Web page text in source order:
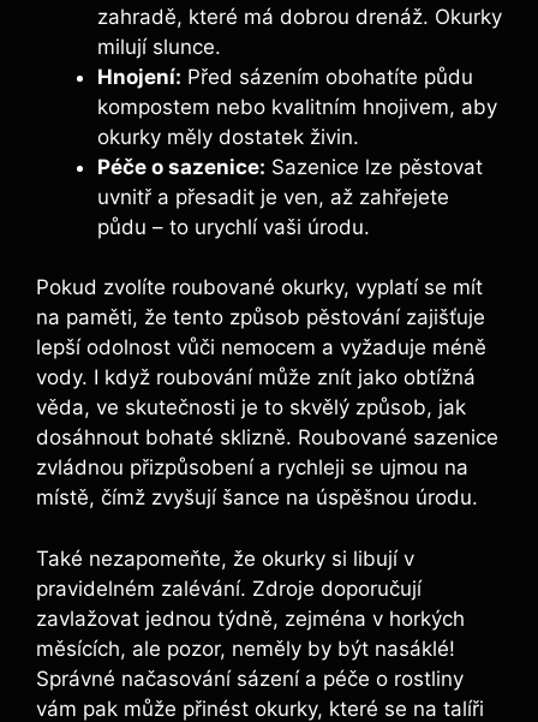
zahradě, které má dobrou drenáž. Okurky
milují slunce.
Hnojení: Před sázením obohatíte půdu⁢
kompostem nebo kvalitním hnojivem, aby⁤
okurky měly⁤ dostatek živin.
Péče⁤ o sazenice: Sazenice lze pěstovat
uvnitř a přesadit je ven, ‌až zahřejete
půdu –⁣ to urychlí vaši úrodu.
Pokud zvolíte roubované okurky, ‍vyplatí se mít
na paměti, že tento způsob pěstování zajišťuje
lepší odolnost vůči nemocem a⁢ vyžaduje méně
vody. I když roubování může znít jako obtížná⁤
věda, ve‌ skutečnosti je to skvělý způsob, ​jak
dosáhnout bohaté sklizně. Roubované sazenice
zvládnou přizpůsobení a ⁣rychleji se ⁣ujmou na
místě, čímž zvyšují šance na úspěšnou úrodu.
Také nezapomeňte, ⁤že okurky si ⁢libují v
pravidelném zalévání. Zdroje doporučují⁣
zavlažovat ⁤jednou týdně, zejména v horkých
měsících, ale pozor, neměly by být nasáklé!
Správné ⁤načasování sázení a péče o rostliny
vám‍ pak může přinést okurky, ​které ⁤se na⁣ talíři